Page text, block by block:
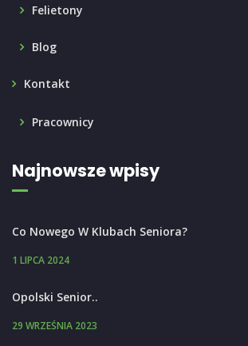
Felietony
Blog
Kontakt
Pracownicy
Najnowsze wpisy
Co Nowego W Klubach Seniora?
1 LIPCA 2024
Opolski Senior..
29 WRZEŚNIA 2023